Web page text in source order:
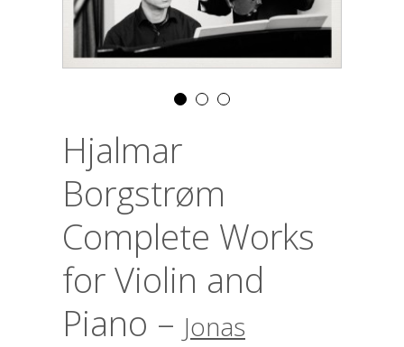
Hjalmar
Borgstrøm
Complete Works
for Violin and
Piano – Jonas